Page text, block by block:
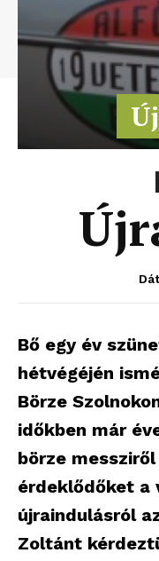
Bő egy év
hétvégéjén
Börze
időkben már
börze
érdeklődőket a
újraindulásról
Zoltánt